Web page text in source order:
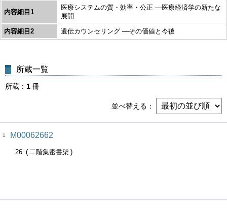
内容細目1
医療システムの質・効率・公正 ―医療経済学の新たな
展開
内容細目2
遺伝カウンセリング ―その価値と今後
所蔵一覧
所蔵 1 冊
並べ替える
1 M00062662
26 二階集密書架